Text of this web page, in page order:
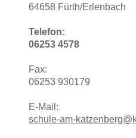
64658 Fürth/Erlenbach
Telefon:
06253 4578
Fax:
06253 930179
E-Mail:
schule-am-